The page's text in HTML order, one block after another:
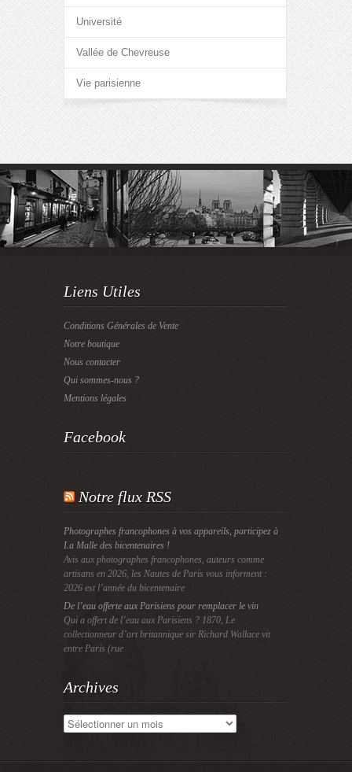
Université
Vallée de Chevreuse
Vie parisienne
Liens Utiles
Conditions Générales de Vente
Notre boutique
Nous contacter
Qui sommes-nous ?
Mentions légales
Facebook
Notre flux RSS
Photographes francophones à vos appareils, participez à
La Malle des bicentenaires !
Avis aux photographes francophones, auteurs comme
artisans en 2026, les Nautes de Paris vous informent :
2026 est l’année du bicentenaire
De l’eau offerte aux Parisiens pour remplacer le vin
Qui a offert de l’eau aux Parisiens ? 1870, Le
collectionneur d’art britannique sir Richard Wallace vit
entre Paris (rue
Archives
Archives